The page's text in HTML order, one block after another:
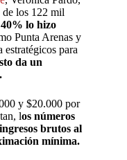
de los 122 mil
lo hizo
Punta Arenas y
para
da un
y $20.000 por
los números
brutos al
mínima.